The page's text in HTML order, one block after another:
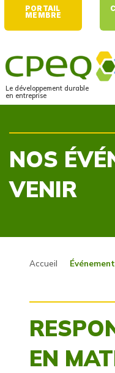
PORTAIL
MEMBRE
Le développement durable
en entreprise
NOS
VENIR
Accueil
EN